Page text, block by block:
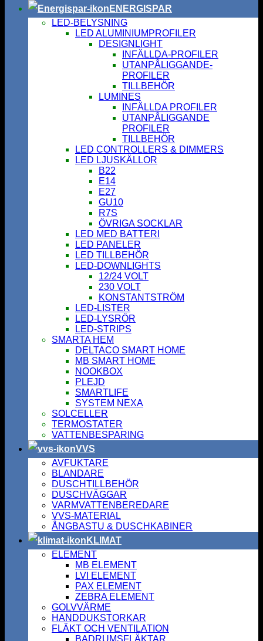
ENERGISPAR
LED-BELYSNING
LED ALUMINIUMPROFILER
DESIGNLIGHT
INFÄLLDA-PROFILER
UTANPÅLIGGANDE-
PROFILER
TILLBEHÖR
LUMINES
INFÄLLDA PROFILER
UTANPÅLIGGANDE
PROFILER
TILLBEHÖR
LED CONTROLLERS & DIMMERS
LED LJUSKÄLLOR
B22
E14
E27
GU10
R7S
ÖVRIGA SOCKLAR
LED MED BATTERI
LED PANELER
LED TILLBEHÖR
LED-DOWNLIGHTS
12/24 VOLT
230 VOLT
KONSTANTSTRÖM
LED-LISTER
LED-LYSRÖR
LED-STRIPS
SMARTA HEM
DELTACO SMART HOME
MB SMART HOME
NOOKBOX
PLEJD
SMARTLIFE
SYSTEM NEXA
SOLCELLER
TERMOSTATER
VATTENBESPARING
VVS
AVFUKTARE
BLANDARE
DUSCHTILLBEHÖR
DUSCHVÄGGAR
VARMVATTENBEREDARE
VVS-MATERIAL
ÅNGBASTU & DUSCHKABINER
KLIMAT
ELEMENT
MB ELEMENT
LVI ELEMENT
PAX ELEMENT
ZEBRA ELEMENT
GOLVVÄRME
HANDDUKSTORKAR
FLÄKT OCH VENTILATION
BADRUMSFLÄKTAR